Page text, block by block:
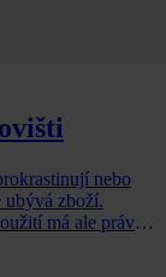
nebo
ubývá zboží.
má ale právní